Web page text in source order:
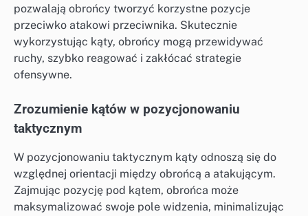
pozwalają obrońcy tworzyć korzystne pozycje
przeciwko atakowi przeciwnika. Skutecznie
wykorzystując kąty, obrońcy mogą przewidywać
ruchy, szybko reagować i zakłócać strategie
ofensywne.
Zrozumienie kątów w pozycjonowaniu
taktycznym
W pozycjonowaniu taktycznym kąty odnoszą się do
względnej orientacji między obrońcą a atakującym.
Zajmując pozycję pod kątem, obrońca może
maksymalizować swoje pole widzenia, minimalizując